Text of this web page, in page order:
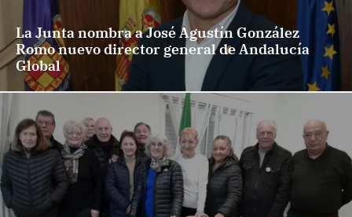
La Junta nombra a José Agustín González
Romo nuevo director general de Andalucía
Global